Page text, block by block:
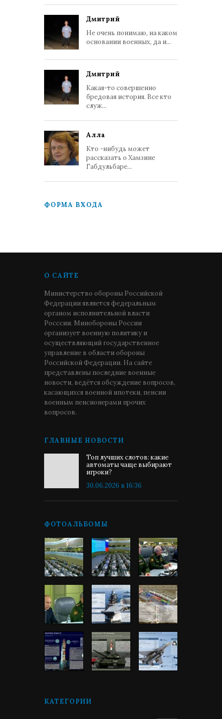
Дмитрий
Не очень понимаю, на каком
основании военных, да и...
Дмитрий
Какая-то совершенно
бредовая история. Все кто
служ...
Алла
Кто -нибудь может
рассказать о Хамзине
Габдульбаре...
ФОРМА ВХОДА
О САЙТЕ
Министерство обороны Российской
Федерации является федеральным
органом исполнительной власти
Росссии. Минобороны России
организует военную политику и
осуществляющий государственное
управление в области обороны
Российской Федерации. На сайте
представлены последние военные
новости, ведётся обсуждение вопросов,
касающихся военной ипотеки, пенсии
военным пенсионерами прочих
вопросов.
ГЛАВНЫЕ НОВОСТИ
Топ лучших слотов: какие
автоматы чаще выбирают
игроки?
30.06.2026 в 16:36
ФОТОАЛЬБОМЫ
КАТЕГОРИИ